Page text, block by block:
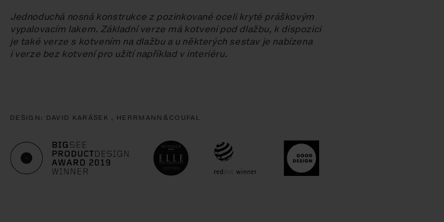
Jednoduchá nosná konstrukce z pozinkované oceli kryté práškovým
vypalovacím lakem. Základní verze má kotvení pod dlažbu, k dispozici
je také verze s kotvením na dlažbu a u některých sestav je nabízena
i verze bez kotvení pro užití například v interiéru.
DESIGN: DAVID KARÁSEK , HERRMANN&COUFAL